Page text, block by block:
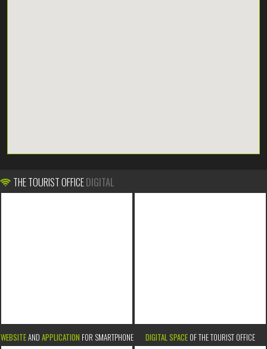
THE TOURIST OFFICEDIGITAL
WEBSITEAND APPLICATION FOR SMARTPHONE DIGITAL SPACE OF THE TOURIST OFFICE